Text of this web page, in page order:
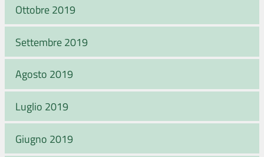
Ottobre 2019
Settembre 2019
Agosto 2019
Luglio 2019
Giugno 2019